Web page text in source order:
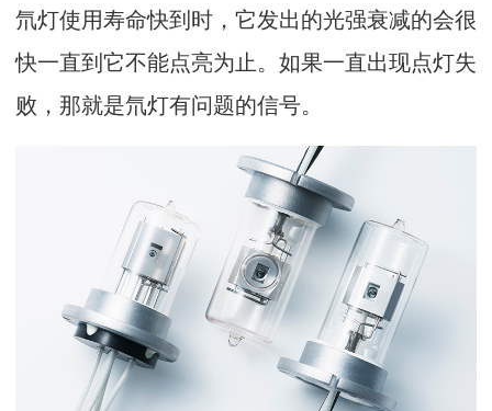
氘灯使用寿命快到时，它发出的光强衰减的会很
快一直到它不能点亮为止。如果一直出现点灯失
败，那就是氘灯有问题的信号。